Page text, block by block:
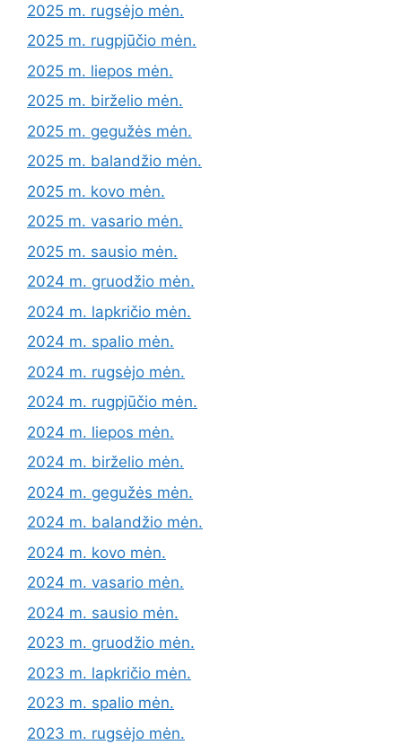
2025 m. rugsėjo mėn.
2025 m. rugpjūčio mėn.
2025 m. liepos mėn.
2025 m. birželio mėn.
2025 m. gegužės mėn.
2025 m. balandžio mėn.
2025 m. kovo mėn.
2025 m. vasario mėn.
2025 m. sausio mėn.
2024 m. gruodžio mėn.
2024 m. lapkričio mėn.
2024 m. spalio mėn.
2024 m. rugsėjo mėn.
2024 m. rugpjūčio mėn.
2024 m. liepos mėn.
2024 m. birželio mėn.
2024 m. gegužės mėn.
2024 m. balandžio mėn.
2024 m. kovo mėn.
2024 m. vasario mėn.
2024 m. sausio mėn.
2023 m. gruodžio mėn.
2023 m. lapkričio mėn.
2023 m. spalio mėn.
2023 m. rugsėjo mėn.